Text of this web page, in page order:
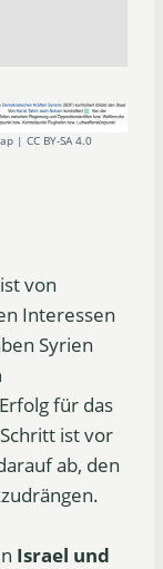
| CC BY-SA 4.0
von
Interessen
Syrien
für das
ist vor
ab, den
Israel und